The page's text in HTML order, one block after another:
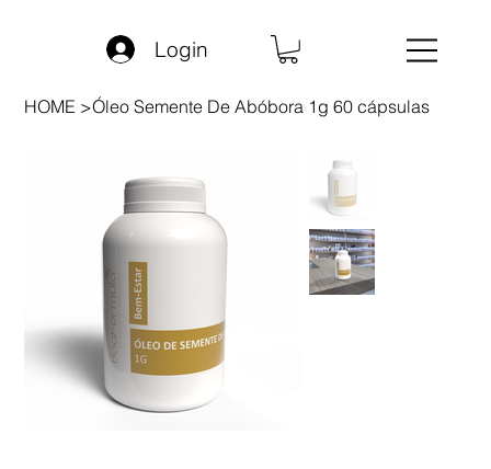
Login
HOME >Óleo Semente De Abóbora 1g 60 cápsulas